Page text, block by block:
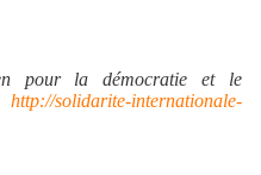
pour la démocratie et le
http://solidarite-internationale-